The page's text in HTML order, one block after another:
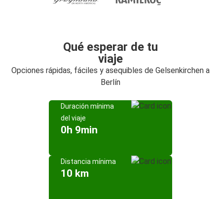
Qué esperar de tu
viaje
Opciones rápidas, fáciles y asequibles de Gelsenkirchen a
Berlín
Duración mínima
del viaje
0h 9min
Distancia mínima
10 km